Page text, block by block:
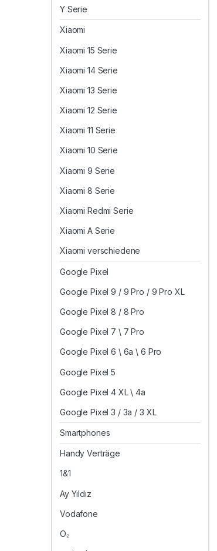
Y Serie
Xiaomi
Xiaomi 15 Serie
Xiaomi 14 Serie
Xiaomi 13 Serie
Xiaomi 12 Serie
Xiaomi 11 Serie
Xiaomi 10 Serie
Xiaomi 9 Serie
Xiaomi 8 Serie
Xiaomi Redmi Serie
Xiaomi A Serie
Xiaomi verschiedene
Google Pixel
Google Pixel 9 / 9 Pro / 9 Pro XL
Google Pixel 8 / 8 Pro
Google Pixel 7 \ 7 Pro
Google Pixel 6 \ 6a \ 6 Pro
Google Pixel 5
Google Pixel 4 XL \ 4a
Google Pixel 3 / 3a / 3 XL
Smartphones
Handy Verträge
1&1
Ay Yıldız
Vodafone
O₂